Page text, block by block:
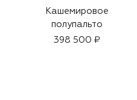
Кашемировое
полупальто
398 500 ₽